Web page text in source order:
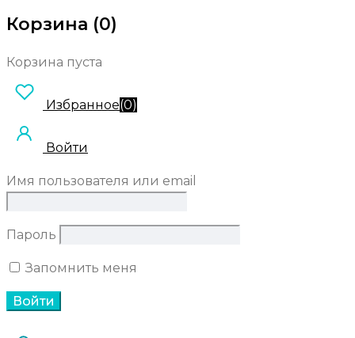
Корзина (0)
Корзина пуста
Избранное(0)
Войти
Имя пользователя или email
Пароль
Запомнить меня